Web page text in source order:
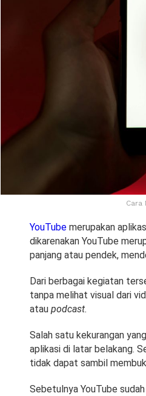
Cara
YouTube merupakan
dikarenakan YouTube
panjang atau pendek,
Dari berbagai kegiatan
tanpa melihat visual dari
atau podcast.
Salah satu kekurangan
aplikasi di latar belakang.
tidak dapat sambil
Sebetulnya YouTube